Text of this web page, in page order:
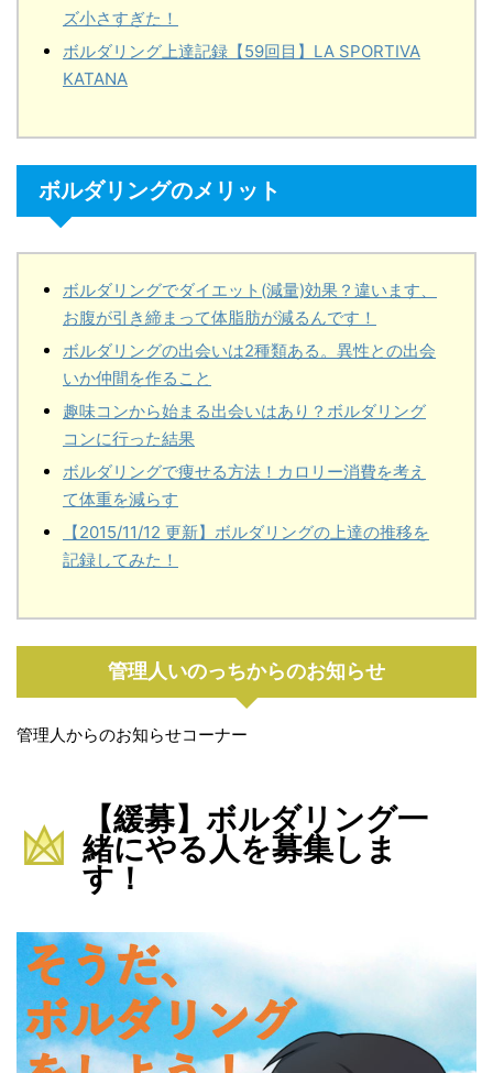
ズ小さすぎた！
ボルダリング上達記録【59回目】LA SPORTIVA
KATANA
ボルダリングのメリット
ボルダリングでダイエット(減量)効果？違います、
お腹が引き締まって体脂肪が減るんです！
ボルダリングの出会いは2種類ある。異性との出会
いか仲間を作ること
趣味コンから始まる出会いはあり？ボルダリング
コンに行った結果
ボルダリングで痩せる方法！カロリー消費を考え
て体重を減らす
【2015/11/12 更新】ボルダリングの上達の推移を
記録してみた！
管理人いのっちからのお知らせ
管理人からのお知らせコーナー
【緩募】ボルダリング一
緒にやる人を募集しま
す！